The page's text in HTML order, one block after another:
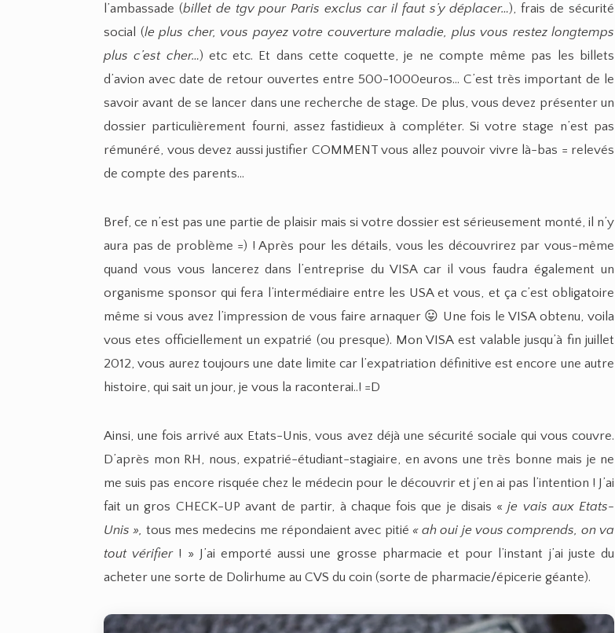
l’ambassade (billet de tgv pour Paris exclus car il faut s’y déplacer…), frais de sécurité
social (le plus cher, vous payez votre couverture maladie, plus vous restez longtemps
plus c’est cher…) etc etc. Et dans cette coquette, je ne compte même pas les billets
d’avion avec date de retour ouvertes entre 500-1000euros… C’est très important de le
savoir avant de se lancer dans une recherche de stage. De plus, vous devez présenter un
dossier particulièrement fourni, assez fastidieux à compléter. Si votre stage n’est pas
rémunéré, vous devez aussi justifier COMMENT vous allez pouvoir vivre là-bas = relevés
de compte des parents…
Bref, ce n’est pas une partie de plaisir mais si votre dossier est sérieusement monté, il n’y
aura pas de problème =) ! Après pour les détails, vous les découvrirez par vous-même
quand vous vous lancerez dans l’entreprise du VISA car il vous faudra également un
organisme sponsor qui fera l’intermédiaire entre les USA et vous, et ça c’est obligatoire
même si vous avez l’impression de vous faire arnaquer 😛 Une fois le VISA obtenu, voila
vous etes officiellement un expatrié (ou presque). Mon VISA est valable jusqu’à fin juillet
2012, vous aurez toujours une date limite car l’expatriation définitive est encore une autre
histoire, qui sait un jour, je vous la raconterai..! =D
Ainsi, une fois arrivé aux Etats-Unis, vous avez déjà une sécurité sociale qui vous couvre.
D’après mon RH, nous, expatrié-étudiant-stagiaire, en avons une très bonne mais je ne
me suis pas encore risquée chez le médecin pour le découvrir et j’en ai pas l’intention ! J’ai
fait un gros CHECK-UP avant de partir, à chaque fois que je disais «je vais aux Etats-
Unis », tous mes medecins me répondaient avec pitié « ah oui je vous comprends, on va
tout vérifier! » J’ai emporté aussi une grosse pharmacie et pour l’instant j’ai juste du
acheter une sorte de Dolirhume au CVS du coin (sorte de pharmacie/épicerie géante).